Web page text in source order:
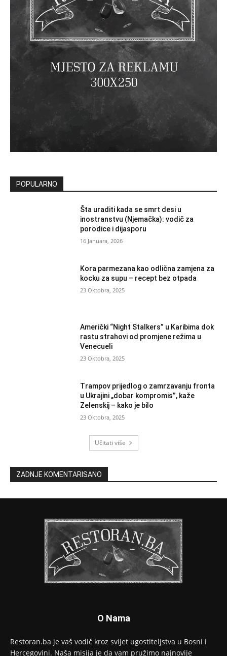
POPULARNO
Šta uraditi kada se smrt desi u
inostranstvu (Njemačka): vodič za
porodice i dijasporu
16 Januara, 2026
Kora parmezana kao odlična zamjena za
kocku za supu – recept bez otpada
23 Oktobra, 2025
Američki “Night Stalkers” u Karibima dok
rastu strahovi od promjene režima u
Venecueli
23 Oktobra, 2025
Trampov prijedlog o zamrzavanju fronta
u Ukrajini „dobar kompromis”, kaže
Zelenskij – kako je bilo
23 Oktobra, 2025
Učitati više
ZADNJE KOMENTARISANO
O Nama
Restoran.ba je vaš vodič kroz svijet ugostiteljstva u Bosni i
Hercegovini. Naša misija je da vam pružimo najnovije